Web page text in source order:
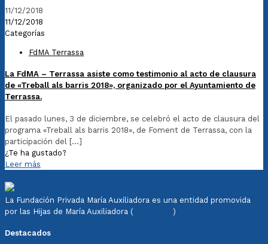
11/12/2018
11/12/2018
Categorías
FdMA Terrassa
La FdMA – Terrassa asiste como testimonio al acto de clausura
de «Treball als barris 2018», organizado por el Ayuntamiento de
Terrassa.
El pasado lunes, 3 de diciembre, se celebró el acto de clausura del
programa «Treball als barris 2018», de Foment de Terrassa, con la
participación del […]
¿Te ha gustado?
Leer más
La Fundación Privada María Auxiliadora es una entidad promovida
por las Hijas de María Auxiliadora (
)
Destacados